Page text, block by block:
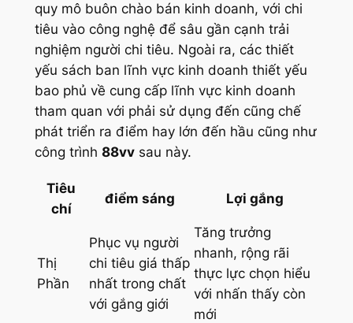
quy mô buôn chào bán kinh doanh, với chi
tiêu vào công nghệ để sâu gần cạnh trải
nghiệm người chi tiêu. Ngoài ra, các thiết
yếu sách ban lĩnh vực kinh doanh thiết yếu
bao phủ về cung cấp lĩnh vực kinh doanh
tham quan với phải sử dụng đến cũng chế
phát triển ra điểm hay lớn đến hầu cũng như
công trình 88vvsau này.
Tiêu
chí
điểm sáng Lợi gắng
Thị
Phần
Phục vụ người
chi tiêu giá thấp
nhất trong chất
với gắng giới
Tăng trưởng
nhanh, rộng rãi
thực lực chọn hiểu
với nhấn thấy còn
mới